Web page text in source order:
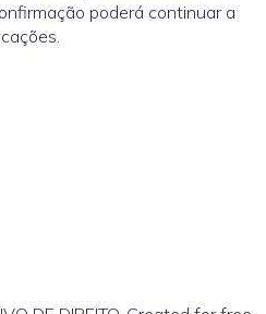
poderá continuar a